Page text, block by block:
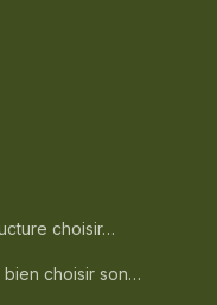
choisir…
bien choisir son…